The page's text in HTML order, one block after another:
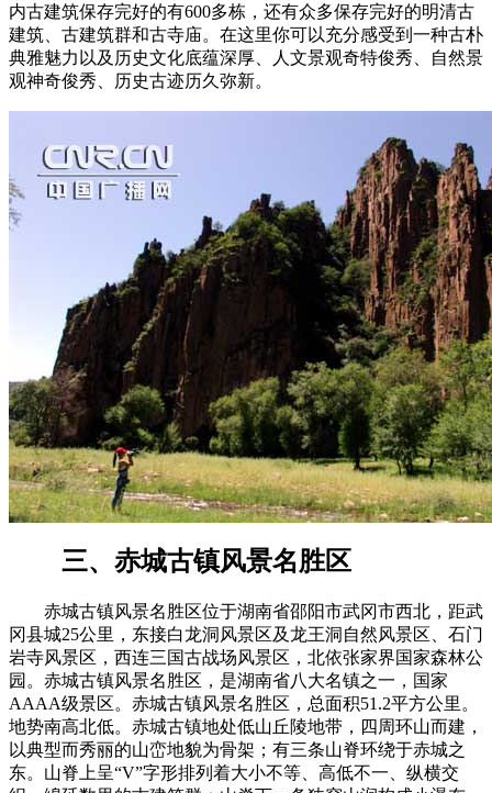
内古建筑保存完好的有600多栋，还有众多保存完好的明清古
建筑、古建筑群和古寺庙。在这里你可以充分感受到一种古朴
典雅魅力以及历史文化底蕴深厚、人文景观奇特俊秀、自然景
观神奇俊秀、历史古迹历久弥新。
三、赤城古镇风景名胜区
赤城古镇风景名胜区位于湖南省邵阳市武冈市西北，距武
冈县城25公里，东接白龙洞风景区及龙王洞自然风景区、石门
岩寺风景区，西连三国古战场风景区，北依张家界国家森林公
园。赤城古镇风景名胜区，是湖南省八大名镇之一，国家
AAAA级景区。赤城古镇风景名胜区，总面积51.2平方公里。
地势南高北低。赤城古镇地处低山丘陵地带，四周环山而建，
以典型而秀丽的山峦地貌为骨架；有三条山脊环绕于赤城之
东。山脊上呈“V”字形排列着大小不等、高低不一、纵横交